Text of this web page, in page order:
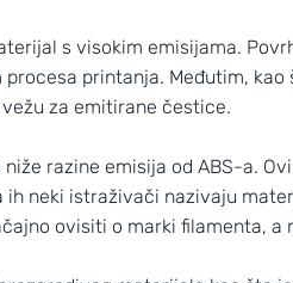
s visokim emisijama.
printanja. Međutim,
za emitirane čestice.
razine emisija od ABS-a.
ih neki istraživači nazivaju
ovisiti o marki filamenta, a